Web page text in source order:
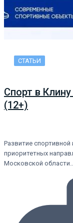
СТАТЬИ
Спорт в
(12+)
Развитие
приоритетных
Московской